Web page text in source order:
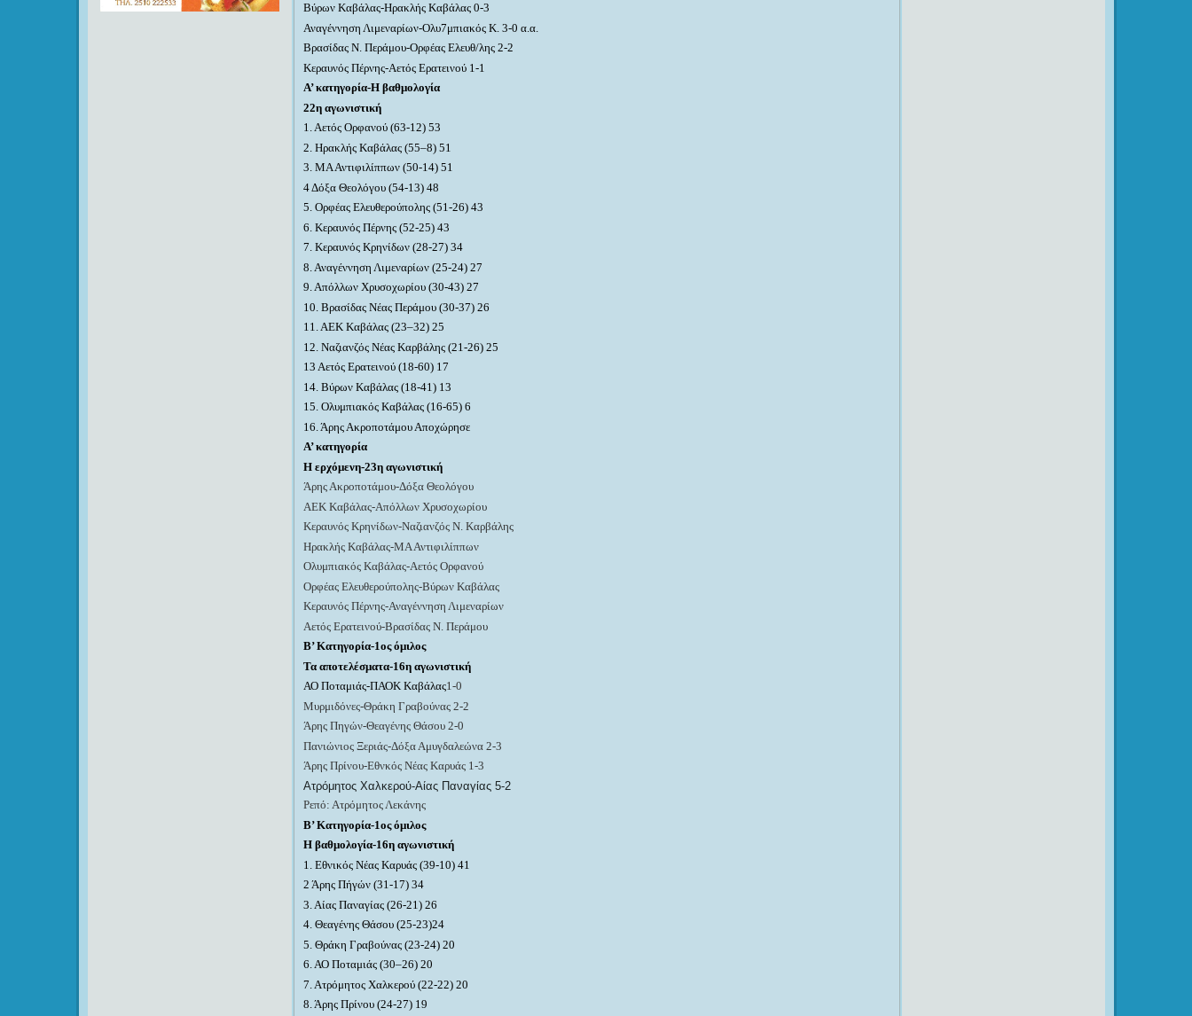
Βύρων Καβάλας-Ηρακλής Καβάλας 0-3
Αναγέννηση Λιμεναρίων-Ολυ7μπιακός Κ. 3-0 α.α.
Βρασίδας Ν. Περάμου-Ορφέας Ελευθ/λης 2-2
Κεραυνός Πέρνης-Αετός Ερατεινού 1-1
Α’ κατηγορία-Η βαθμολογία
22η αγωνιστική
1. Αετός Ορφανού (63-12) 53
2. Ηρακλής Καβάλας (55–8) 51
3. ΜΑ Αντιφιλίππων (50-14) 51
4 Δόξα Θεολόγου (54-13) 48
5. Ορφέας Ελευθερούπολης (51-26) 43
6. Κεραυνός Πέρνης (52-25)43
7. Κεραυνός Κρηνίδων (28-27) 34
8. Αναγέννηση Λιμεναρίων (25-24) 27
9. Απόλλων Χρυσοχωρίου (30-43)27
10. Βρασίδας Νέας Περάμου (30-37) 26
11. ΑΕΚ Καβάλας (23–32)25
12. Ναζιανζός Νέας Καρβάλης (21 -26)25
13 Αετός Ερατεινού (18-60)17
14. Βύρων Καβάλας (1 8-41)13
15. Ολυμπιακός Καβάλας (16-65) 6
16. Άρης Ακροποτάμου Αποχώρησε
Α’ κατηγορία
Η ερχόμενη-23η αγωνιστική
Άρης Ακροποτάμου-Δόξα Θεολόγου
ΑΕΚ Καβάλας-Απόλλων Χρυσοχωρίου
Κεραυνός Κρηνίδων-Ναζιανζός Ν. Καρβάλης
Ηρακλής Καβάλας-ΜΑ Αντιφιλίππων
Ολυμπιακός Καβάλας-Αετός Ορφανού
Ορφέας Ελευθερούπολης-Βύρων Καβάλας
Κεραυνός Πέρνης-Αναγέννηση Λιμεναρίων
Αετός Ερατεινού-Βρασίδας Ν. Περάμου
Β’ Κατηγορία-1ος όμιλος
Τα αποτελέσματα-16η αγωνιστική
ΑΟ Ποταμιάς-ΠΑΟΚ Καβάλας1-0
Μυρμιδόνες-Θράκη Γραβούνας 2-2
Άρης Πηγών-Θεαγένης Θάσου 2-0
Πανιώνιος Ξεριάς-Δόξα Αμυγδαλεώνα 2-3
Άρης Πρίνου-Εθνκός Νέας Καρυάς 1-3
Ατρόμητος Χαλκερού-Αίας Παναγίας 5-2
Ρεπό: Ατρόμητος Λεκάνης
Β’ Κατηγορία-1ος όμιλος
Η βαθμολογία-16η αγωνιστική
1. Εθνικός Νέας Καρυάς (39-10) 41
2 Άρης Πήγών (31-17)34
3. Αίας Παναγίας (26-21) 26
4. Θεαγένης Θάσου (25-23)24
5 . Θράκη Γραβούνας (23-24)20
6. ΑΟ Ποταμιάς (30–26) 20
7 . Ατρόμητος Χαλκερού (22-22) 20
8. Άρης Πρίνου (24-27) 19